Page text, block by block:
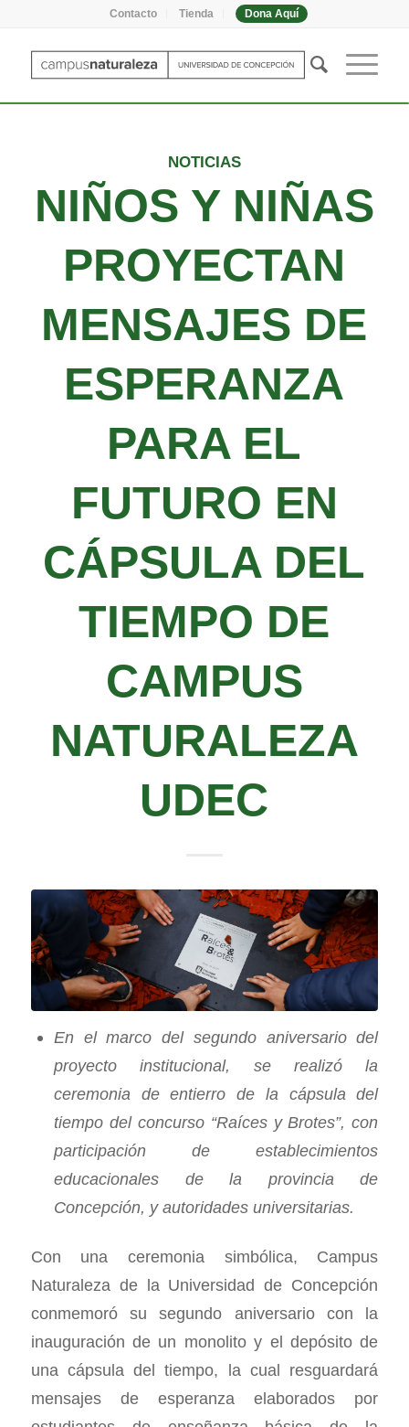
Contacto Tienda Dona Aquí
NOTICIAS
NIÑOS Y NIÑAS
PROYECTAN
MENSAJES DE
ESPERANZA
PARA EL
FUTURO EN
CÁPSULA DEL
TIEMPO DE
CAMPUS
NATURALEZA
UDEC
En el marco del segundo aniversario del
proyecto institucional, se realizó la
ceremonia de entierro de la cápsula del
tiempo del concurso “Raíces y Brotes”, con
participación de establecimientos
educacionales de la provincia de
Concepción, y autoridades universitarias.
Con una ceremonia simbólica, Campus
Naturaleza de la Universidad de Concepción
conmemoró su segundo aniversario con la
inauguración de un monolito y el depósito de
una cápsula del tiempo, la cual resguardará
mensajes de esperanza elaborados por